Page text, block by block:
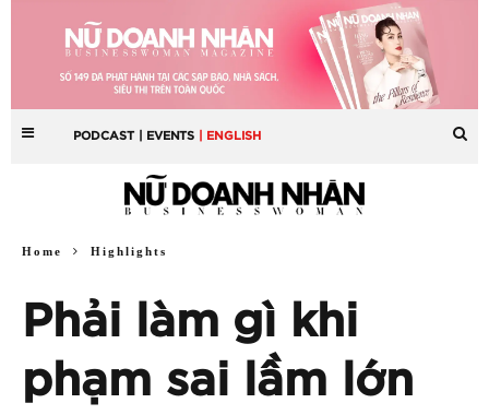
PODCAST | EVENTS | ENGLISH
Home Highlights
Phải làm gì khi
phạm sai lầm lớn